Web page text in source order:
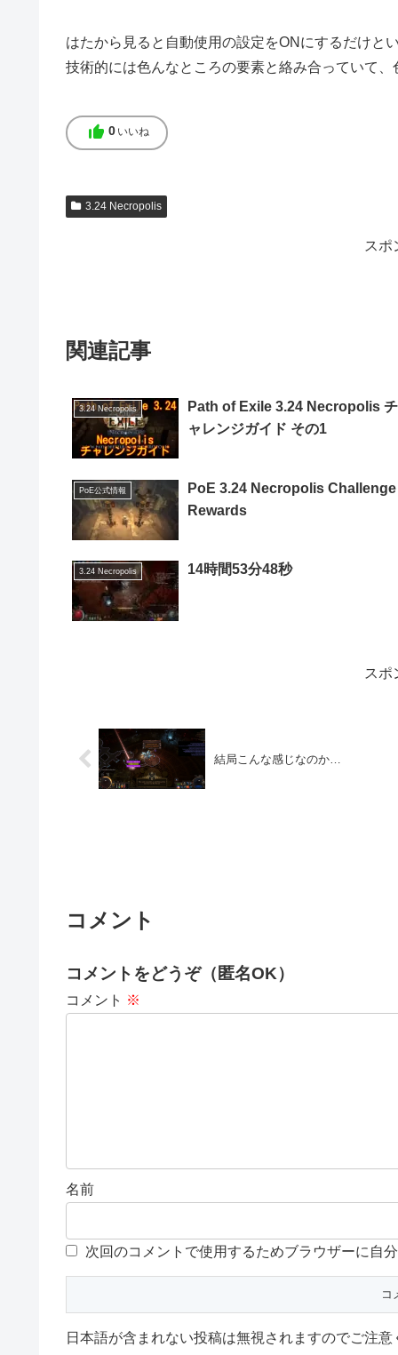
はたから見ると自動使用の設定をONにするだけと
技術的には色んなところの要素と絡み合っていて
thumb_up 0 いいね
3.24 Necropolis
スポ
関連記事
3.24 Necropolis
Path of Exile 3.24 Necropolis チ
ャレンジガイド その1
PoE公式情報
PoE 3.24 Necropolis Challenge
Rewards
3.24 Necropolis 14時間53分48秒
スポ
結局こんな感じなのか…
コメント
コメントをどうぞ（匿名OK）
コメント ※
名前
次回のコメントで使用するためブラウザーに自
日本語が含まれない投稿は無視されますのでご注